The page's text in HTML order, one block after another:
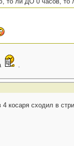
.
косаря сходил в